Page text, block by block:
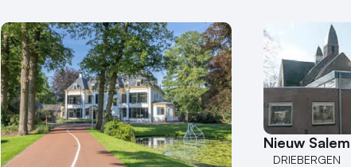
Nieuw Salem
DRIEBERGEN